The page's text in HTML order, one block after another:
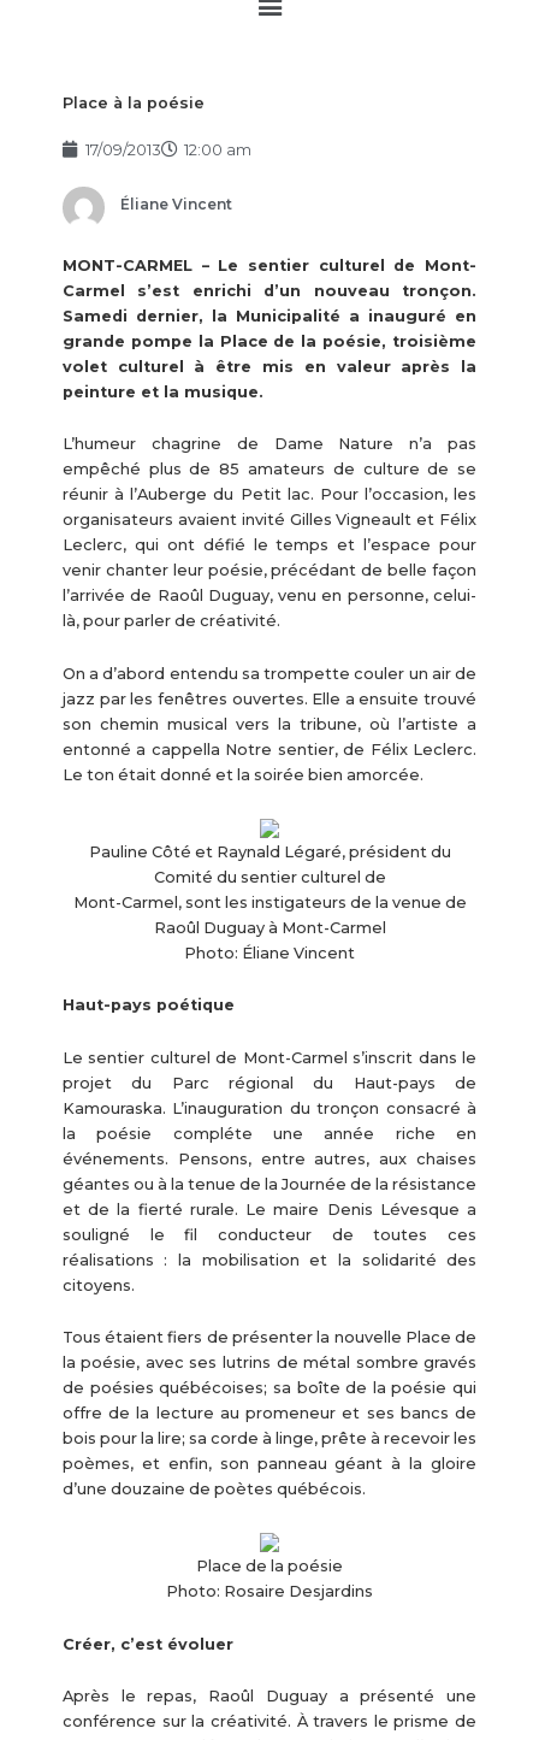
Place à la poésie
17/09/2013 12:00 am
Éliane Vincent
MONT-CARMEL – Le sentier culturel de Mont-
Carmel s’est enrichi d’un nouveau tronçon.
Samedi dernier, la Municipalité a inauguré en
grande pompe la Place de la poésie, troisième
volet culturel à être mis en valeur après la
peinture et la musique.
L’humeur chagrine de Dame Nature n’a pas
empêché plus de 85 amateurs de culture de se
réunir à l’Auberge du Petit lac. Pour l’occasion, les
organisateurs avaient invité Gilles Vigneault et Félix
Leclerc, qui ont défié le temps et l’espace pour
venir chanter leur poésie, précédant de belle façon
l’arrivée de Raoûl Duguay, venu en personne, celui-
là, pour parler de créativité.
On a d’abord entendu sa trompette couler un air de
jazz par les fenêtres ouvertes. Elle a ensuite trouvé
son chemin musical vers la tribune, où l’artiste a
entonné a cappella Notre sentier, de Félix Leclerc.
Le ton était donné et la soirée bien amorcée.
Pauline Côté et Raynald Légaré, président du
Comité du sentier culturel de
Mont-Carmel, sont les instigateurs de la venue de
Raoûl Duguay à Mont-Carmel
Photo: Éliane Vincent
Haut-pays poétique
Le sentier culturel de Mont-Carmel s’inscrit dans le
projet du Parc régional du Haut-pays de
Kamouraska. L’inauguration du tronçon consacré à
la poésie compléte une année riche en
événements. Pensons, entre autres, aux chaises
géantes ou à la tenue de la Journée de la résistance
et de la fierté rurale. Le maire Denis Lévesque a
souligné le fil conducteur de toutes ces
réalisations : la mobilisation et la solidarité des
citoyens.
Tous étaient fiers de présenter la nouvelle Place de
la poésie, avec ses lutrins de métal sombre gravés
de poésies québécoises; sa boîte de la poésie qui
offre de la lecture au promeneur et ses bancs de
bois pour la lire; sa corde à linge, prête à recevoir les
poèmes, et enfin, son panneau géant à la gloire
d’une douzaine de poètes québécois.
Place de la poésie
Photo: Rosaire Desjardins
Créer, c’est évoluer
Après le repas, Raoûl Duguay a présenté une
conférence sur la créativité. À travers le prisme de